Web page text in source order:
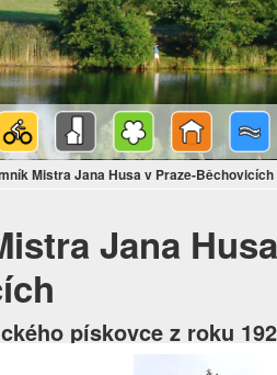
Mistra Jana Husa v Praze-Běchovicích
Jana
pískovce z roku